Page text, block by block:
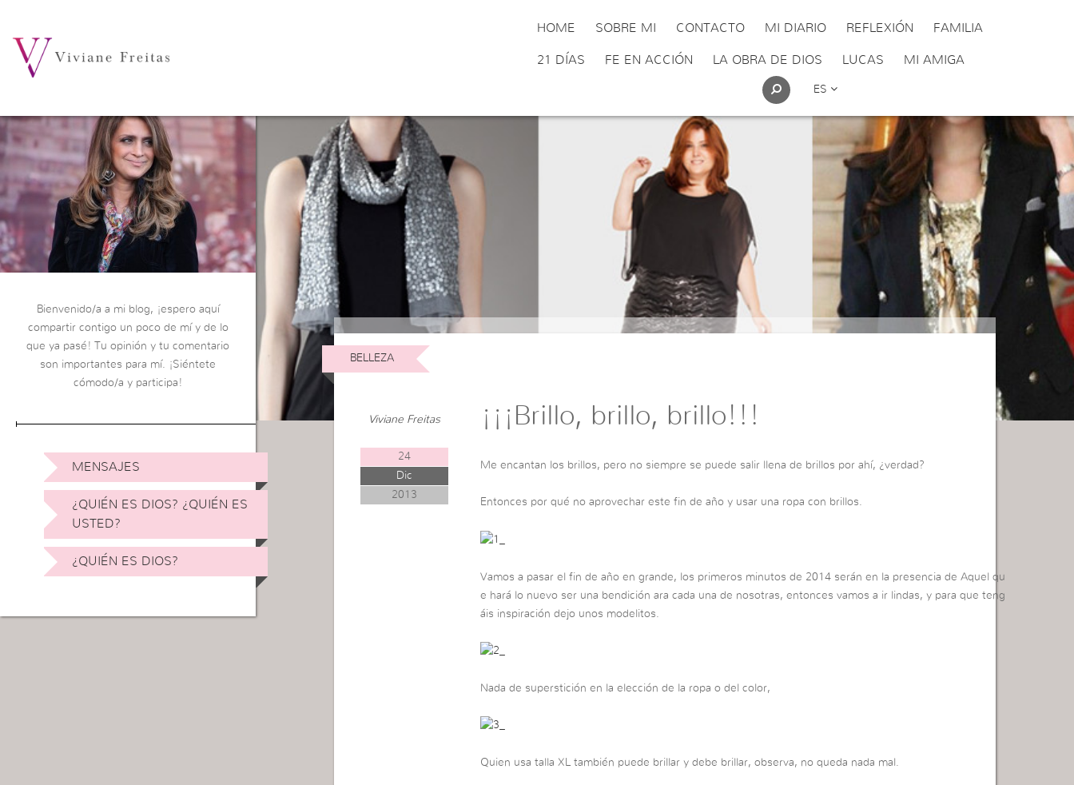
HOME SOBRE MI CONTACTO MI DIARIO REFLEXIÓN FAMILIA
21 DÍAS FE EN ACCIÓN LA OBRA DE DIOS LUCAS MI AMIGA
ES
Bienvenido/a a mi blog, ¡espero aquí
compartir contigo un poco de mí y de lo
que ya pasé! Tu opinión y tu comentario
son importantes para mí. ¡Siéntete
cómodo/a y participa!
MENSAJES
¿QUIÉN ES DIOS? ¿QUIÉN ES
USTED?
¿QUIÉN ES DIOS?
BELLEZA
Viviane Freitas
24
Dic
2013
¡¡¡Brillo, brillo, brillo!!!
Me encantan los brillos, pero no siempre se puede salir llena de brillos por ahí, ¿verdad?
Entonces por qué no aprovechar este fin de año y usar una ropa con brillos.
Vamos a pasar el fin de año en grande, los primeros minutos de 2014 serán en la presencia de Aquel qu
e hará lo nuevo ser una bendición ara cada una de nosotras, entonces vamos a ir lindas, y para que teng
áis inspiración dejo unos modelitos.
Nada de superstición en la elección de la ropa o del color,
Quien usa talla XL también puede brillar y debe brillar, observa, no queda nada mal.